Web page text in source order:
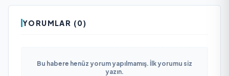
YORUMLAR (0)
Bu habere henüz yorum yapılmamış. İlk yorumu siz
yazın.